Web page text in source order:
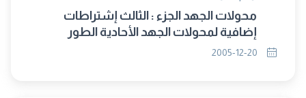
محولات الجهد الجزء : الثالث إشتراطات
إضافية لمحولات الجهد الأحادية الطور
المستخدمة فى الوقاية